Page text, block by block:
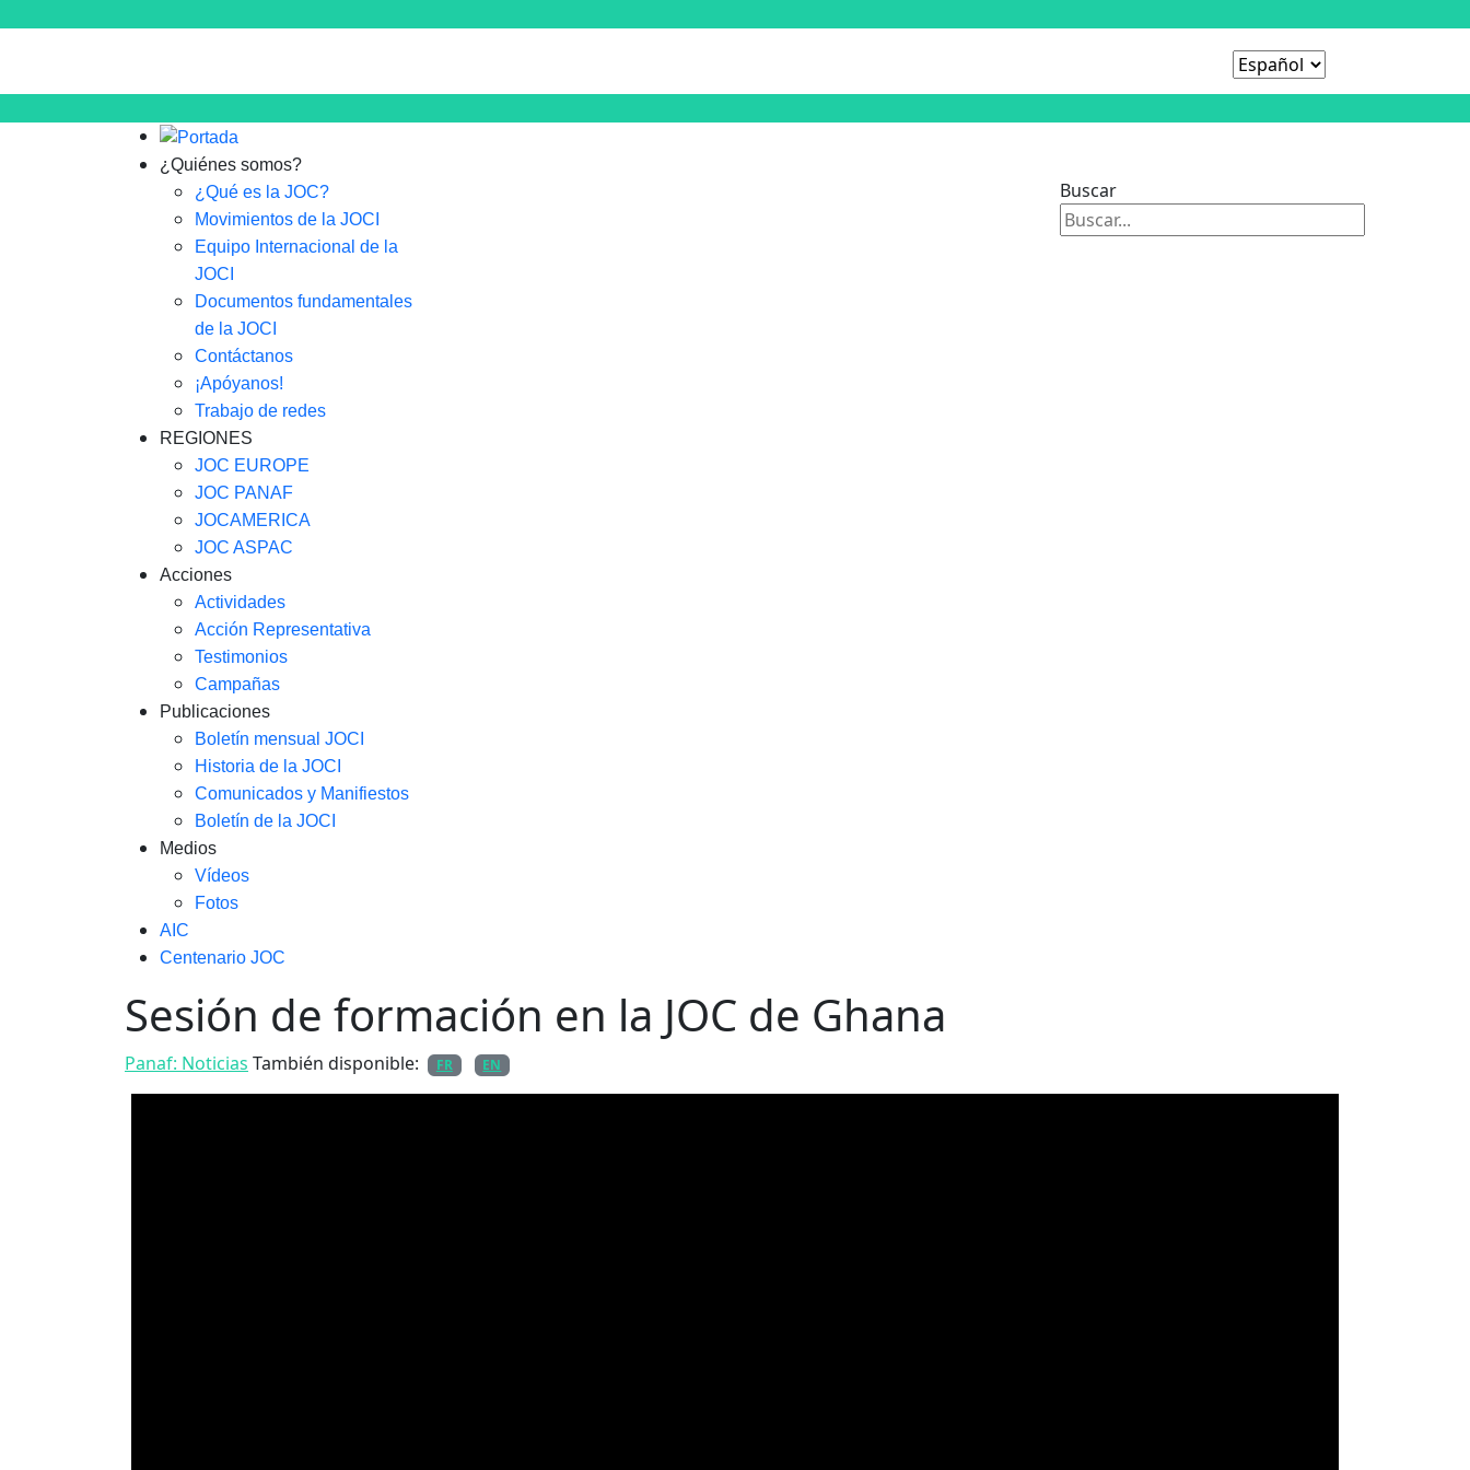
¿Quiénes somos?
¿Qué es la JOC?
Movimientos de la JOCI
Equipo Internacional de la
JOCI
Documentos fundamentales
de la JOCI
Contáctanos
¡Apóyanos!
Trabajo de redes
REGIONES
JOC EUROPE
JOC PANAF
JOCAMERICA
JOC ASPAC
Acciones
Actividades
Acción Representativa
Testimonios
Campañas
Publicaciones
Boletín mensual JOCI
Historia de la JOCI
Comunicados y Manifiestos
Boletín de la JOCI
Medios
Vídeos
Fotos
AIC
Centenario JOC
Buscar
Sesión de formación en la JOC de Ghana
Panaf: Noticias También disponible: FR EN